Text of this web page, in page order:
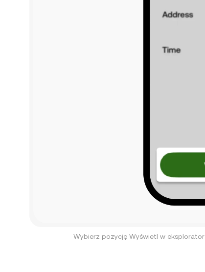
Wybierz pozycję Wyświetl w